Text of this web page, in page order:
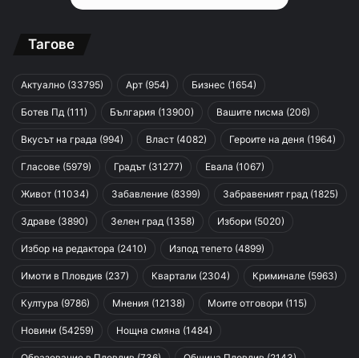
Тагове
Актуално (33795) Арт (954) Бизнес (1654)
Ботев Пд (111) България (13900) Вашите писма (206)
Вкусът на града (994) Власт (4082) Героите на деня (1964)
Гласове (5979) Градът (31277) Евала (1067)
Живот (11034) Забавление (8399) Забравеният град (1825)
Здраве (3890) Зелен град (1358) Избори (5020)
Избор на редактора (2410) Изпод тепето (4899)
Имоти в Пловдив (237) Квартали (2304) Криминале (5963)
Култура (9786) Мнения (12138) Моите отговори (115)
Новини (54259) Нощна смяна (1484)